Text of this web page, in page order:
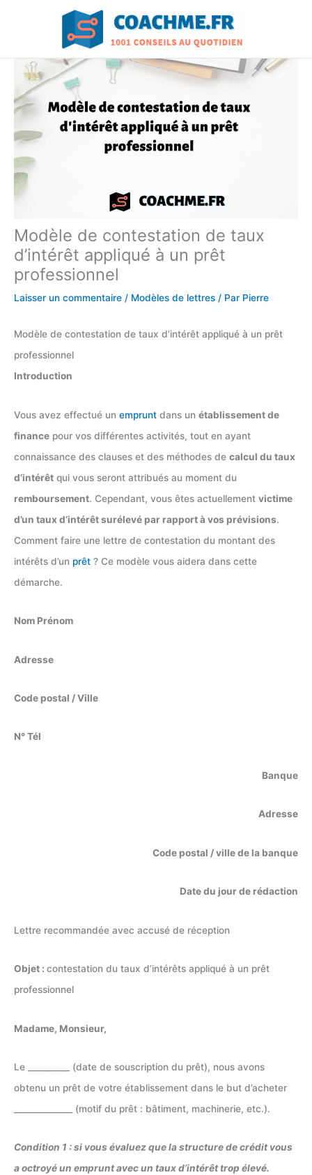
Modèle de contestation de taux
d’intérêt appliqué à un prêt
professionnel
Laisser un commentaire / Modèles de lettres / Par Pierre
Modèle de contestation de taux d’intérêt appliqué à un prêt
professionnel
Introduction
Vous avez effectué un emprunt dans un établissement de
finance pour vos différentes activités, tout en ayant
connaissance des clauses et des méthodes de calcul du taux
d’intérêt qui vous seront attribués au moment du
remboursement. Cependant, vous êtes actuellement victime
d’un taux d’intérêt surélevé par rapport à vos prévisions.
Comment faire une lettre de contestation du montant des
intérêts d’un prêt ? Ce modèle vous aidera dans cette
démarche.
Nom Prénom
Adresse
Code postal / Ville
N° Tél
Banque
Adresse
Code postal / ville de la banque
Date du jour de rédaction
Lettre recommandée avec accusé de réception
Objet : contestation du taux d’intérêts appliqué à un prêt
professionnel
Madame, Monsieur,
Le __________ (date de souscription du prêt), nous avons
obtenu un prêt de votre établissement dans le but d’acheter
______________ (motif du prêt : bâtiment, machinerie, etc.).
Condition 1 : si vous évaluez que la structure de crédit vous
a octroyé un emprunt avec un taux d’intérêt trop élevé.